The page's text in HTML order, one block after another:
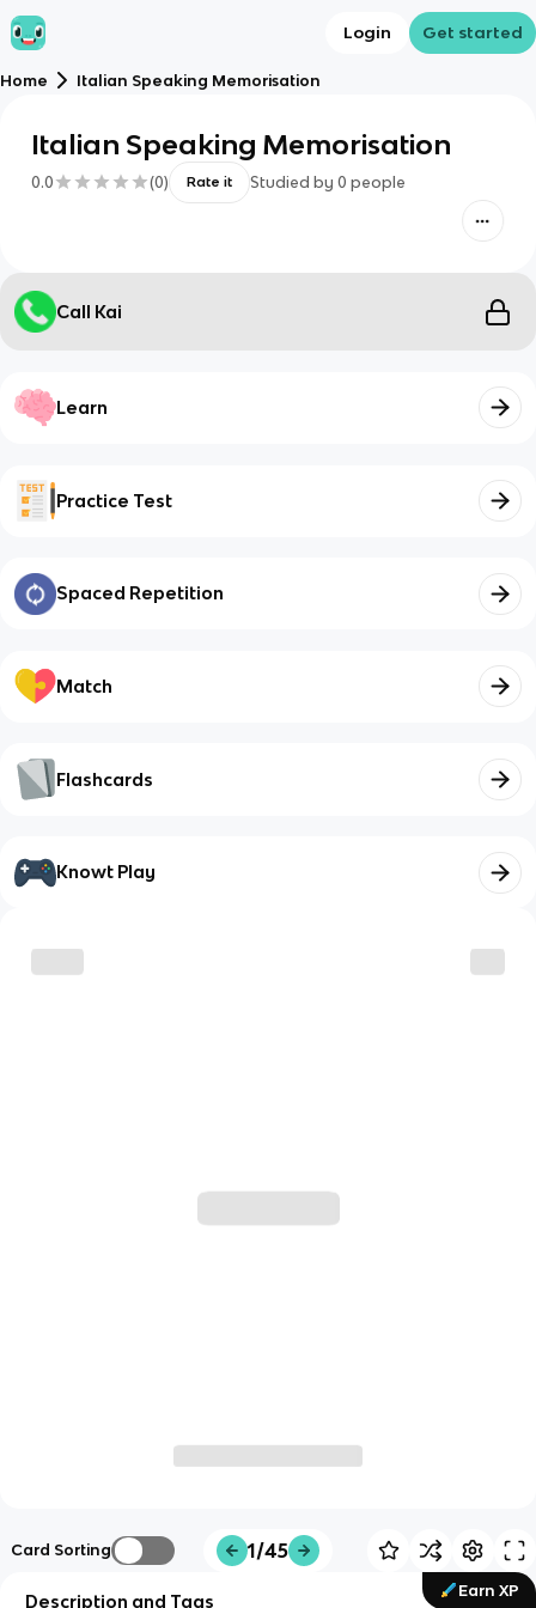
Login Get started
Home Italian Speaking Memorisation
Italian Speaking Memorisation
0.0 (0) Rate it Studied by 0 people
Call Kai
Learn
Practice Test
Spaced Repetition
Match
Flashcards
Knowt Play
Card Sorting 1/45
Earn XP
Description and Tags